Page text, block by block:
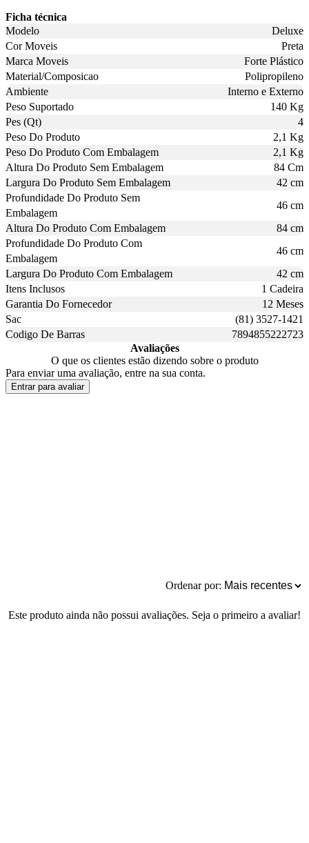
Ficha técnica
Modelo
Deluxe
Cor Moveis
Preta
Marca Moveis
Forte Plástico
Material/Composicao
Polipropileno
Ambiente
Interno e Externo
Peso Suportado
140 Kg
Pes (Qt)
4
Peso Do Produto
2,1 Kg
Peso Do Produto Com Embalagem
2,1 Kg
Altura Do Produto Sem Embalagem
84 Cm
Largura Do Produto Sem Embalagem
42 cm
Profundidade Do Produto Sem
Embalagem
46 cm
Altura Do Produto Com Embalagem
84 cm
Profundidade Do Produto Com
Embalagem
46 cm
Largura Do Produto Com Embalagem
42 cm
Itens Inclusos
1 Cadeira
Garantia Do Fornecedor
12 Meses
Sac
(81) 3527-1421
Codigo De Barras
7894855222723
Avaliações
O que os clientes estão dizendo sobre o produto
Para enviar uma avaliação, entre na sua conta.
Entrar para avaliar
Ordenar por:
Este produto ainda não possui avaliações. Seja o primeiro a avaliar!